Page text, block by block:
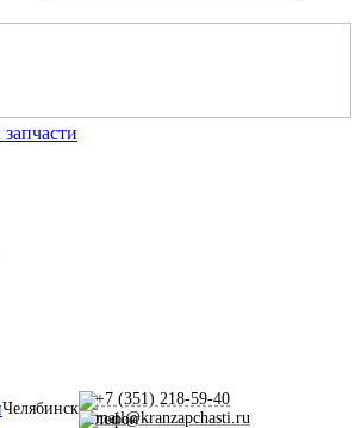
Челябинск
+7 (351) 218-59-40
mail@kranzapchasti.ru